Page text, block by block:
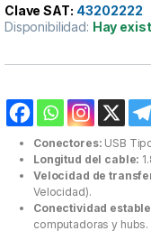
Clave SAT: 43202222
Disponibilidad: Hay
Conectores: USB
Longitud del cable:
Velocidad de
Velocidad).
Conectividad
computadoras y hubs.